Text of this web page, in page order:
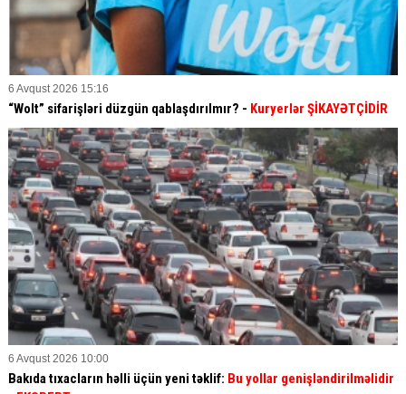
6 Avqust 2026 15:16
“Wolt” sifarişləri düzgün qablaşdırılmır? - Kuryerlər ŞİKAYƏTÇİDİR
6 Avqust 2026 10:00
Bakıda tıxacların həlli üçün yeni təklif: Bu yollar genişləndirilməlidir